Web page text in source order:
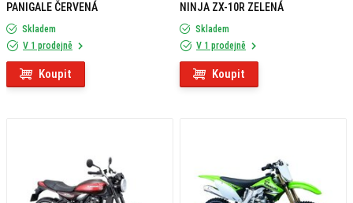
PANIGALE ČERVENÁ
Skladem
V 1 prodejně
Koupit
NINJA ZX-10R ZELENÁ
Skladem
V 1 prodejně
Koupit